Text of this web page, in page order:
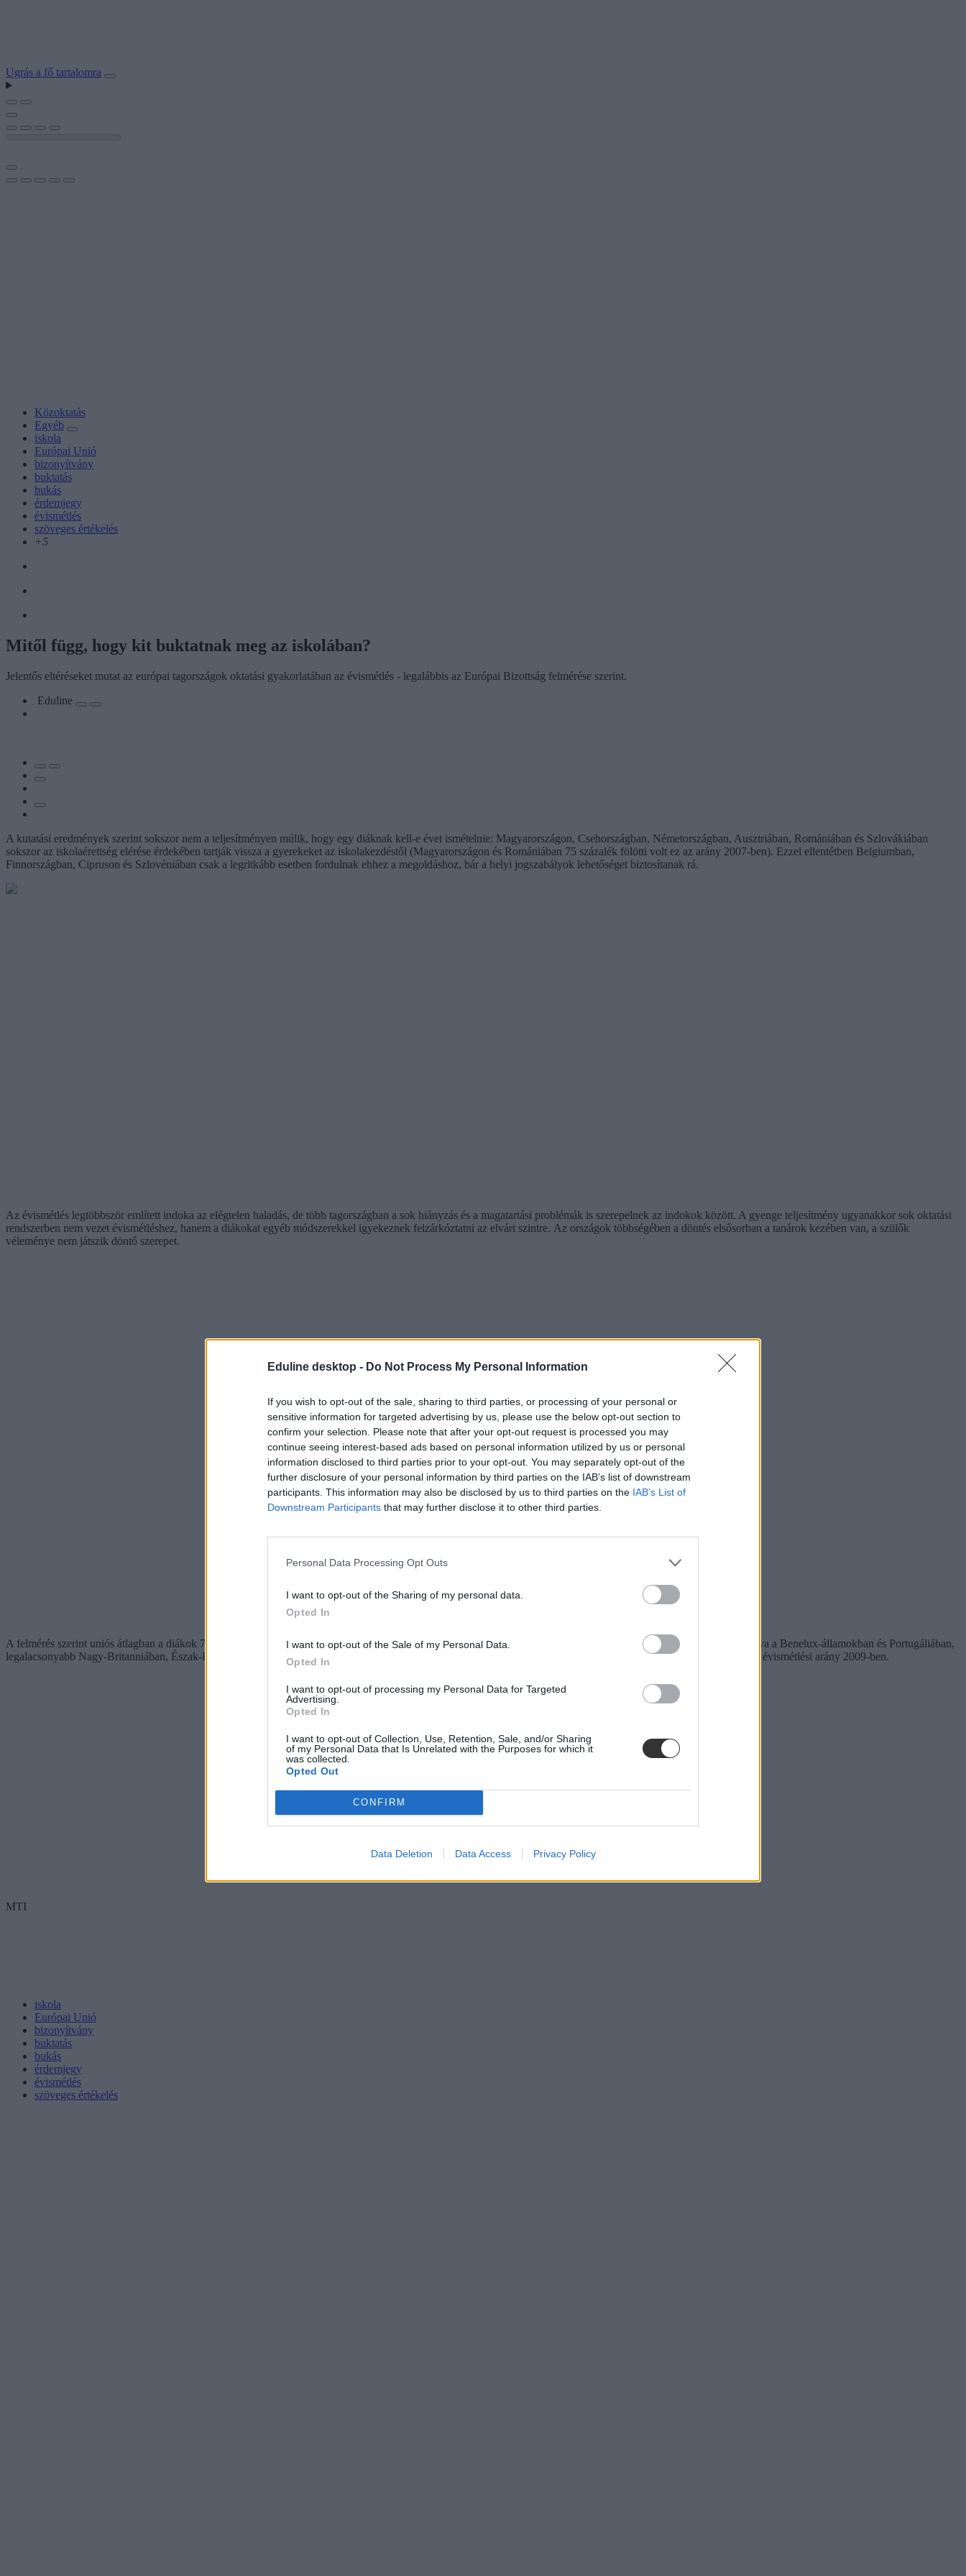
Eduline desktop - Do Not Process My Personal Information
If you wish to opt-out of the sale, sharing to third parties, or processing of your personal or
sensitive information for targeted advertising by us, please use the below opt-out section to
confirm your selection. Please note that after your opt-out request is processed you may
continue seeing interest-based ads based on personal information utilized by us or personal
information disclosed to third parties prior to your opt-out. You may separately opt-out of the
further disclosure of your personal information by third parties on the IAB’s list of downstream
participants. This information may also be disclosed by us to third parties on the IAB’s List of
Downstream Participants that may further disclose it to other third parties.
Personal Data Processing Opt Outs
I want to opt-out of the Sharing of my personal data.
Opted In
I want to opt-out of the Sale of my Personal Data.
Opted In
I want to opt-out of processing my Personal Data for Targeted
Advertising.
Opted In
I want to opt-out of Collection, Use, Retention, Sale, and/or Sharing
of my Personal Data that Is Unrelated with the Purposes for which it
was collected.
Opted Out
CONFIRM
Data Deletion Data Access Privacy Policy
Ugrás a fő tartalomra
Közoktatás
Egyéb
iskola
Európai Unió
bizonyítvány
buktatás
bukás
érdemjegy
évismétlés
szöveges értékelés
+5
Mitől függ, hogy kit buktatnak meg az iskolában?
Jelentős eltéréseket mutat az európai tagországok oktatási gyakorlatában az évismétlés - legalábbis az Európai Bizottság felmérése szerint.
Eduline
A kutatási eredmények szerint sokszor nem a teljesítményen múlik, hogy egy diáknak kell-e évet ismételnie: Magyarországon, Csehországban, Németországban, Ausztriában, Romániában és Szlovákiában
sokszor az iskolaérettség elérése érdekében tartják vissza a gyerekeket az iskolakezdéstől (Magyarországon és Romániában 75 százalék fölötti volt ez az arány 2007-ben). Ezzel ellentétben Belgiumban,
Finnországban, Cipruson és Szlovéniában csak a legritkább esetben fordulnak ehhez a megoldáshoz, bár a helyi jogszabályok lehetőséget biztosítanak rá.
Az évismétlés legtöbbször említett indoka az elégtelen haladás, de több tagországban a sok hiányzás és a magatartási problémák is szerepelnek az indokok között. A gyenge teljesítmény ugyanakkor sok oktatási
rendszerben nem vezet évismétléshez, hanem a diákokat egyéb módszerekkel igyekeznek felzárkóztatni az elvárt szintre. Az országok többségében a döntés elsősorban a tanárok kezében van, a szülők
véleménye nem játszik döntő szerepet.
A felmérés szerint uniós átlagban a diákok 7,7 százaléka ismétel évet az általános iskolában (14 éves korig). Legmagasabb (20 százaléknál magasabb) az ismétlők aránya a Benelux-államokban és Portugáliában,
legalacsonyabb Nagy-Britanniában, Észak-Európában, valamint a kelet- és közép-európai országokban. Magyarországon ebben a korosztályban 6,2 százalékos volt az évismétlési arány 2009-ben.
MTI
iskola
Európai Unió
bizonyítvány
buktatás
bukás
érdemjegy
évismétlés
szöveges értékelés